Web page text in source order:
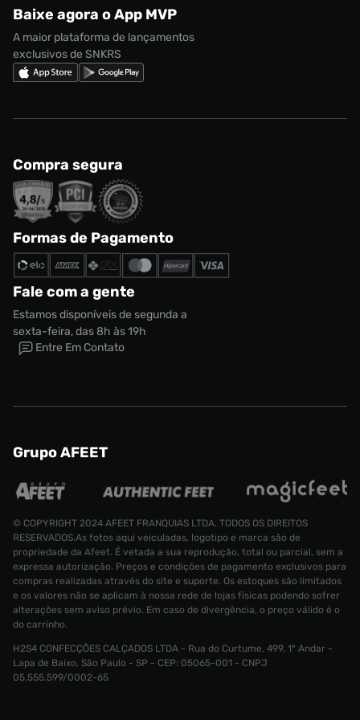
Tênis adidas Superstar Patrick Unissex
34
R$ 399,99
Nike Shox
Regulamento Cupom
Baixe agora o App MVP
A maior plataforma de lançamentos
exclusivos de SNKRS
Compra segura
Formas de Pagamento
Fale com a gente
Estamos disponíveis de segunda a
sexta-feira, das 8h às 19h
Entre Em Contato
Grupo AFEET
© COPYRIGHT 2024 AFEET FRANQUIAS LTDA. TODOS OS DIREITOS
RESERVADOS.As fotos aqui veiculadas, logotipo e marca são de
propriedade da Afeet. É vetada a sua reprodução, total ou parcial, sem a
expressa autorização. Preços e condições de pagamento exclusivos para
compras realizadas através do site e suporte. Os estoques são limitados
e os valores não se aplicam à nossa rede de lojas físicas podendo sofrer
alterações sem aviso prévio. Em caso de divergência, o preço válido é o
do carrinho.
H2S4 CONFECÇÕES CALÇADOS LTDA - Rua do Curtume, 499, 1° Andar -
Lapa de Baixo, São Paulo - SP - CEP: 05065-001 - CNPJ
05.555.599/0002-65